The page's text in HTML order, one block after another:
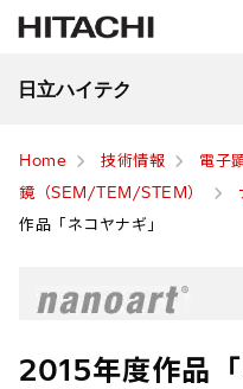
日立ハイテク
Home 技術情報 電子
鏡（SEM/TEM/STEM）
作品「ネコヤナギ」
2015年度作品「